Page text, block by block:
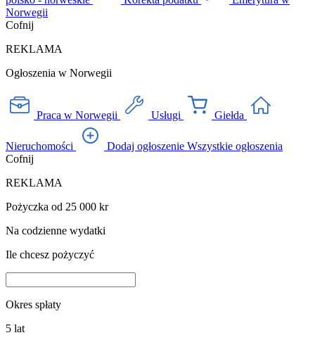
Norwegii
Cofnij
REKLAMA
Ogłoszenia w Norwegii
Praca w Norwegii Usługi Giełda
Nieruchomości Dodaj ogłoszenie Wszystkie ogłoszenia
Cofnij
REKLAMA
Pożyczka od 25 000 kr
Na codzienne wydatki
Ile chcesz pożyczyć
Okres spłaty
5 lat